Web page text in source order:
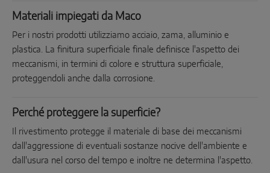
Materiali impiegati da Maco
Per i nostri prodotti utilizziamo acciaio, zama, alluminio e
plastica. La finitura superficiale finale definisce l'aspetto dei
meccanismi, in termini di colore e struttura superficiale,
proteggendoli anche dalla corrosione.
Perché proteggere la superficie?
Il rivestimento protegge il materiale di base dei meccanismi
dall'aggressione di eventuali sostanze nocive dell'ambiente e
dall'usura nel corso del tempo e inoltre ne determina l'aspetto.